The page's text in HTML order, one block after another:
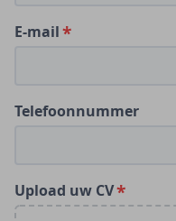
E-mail
Telefoonnummer
Upload uw CV